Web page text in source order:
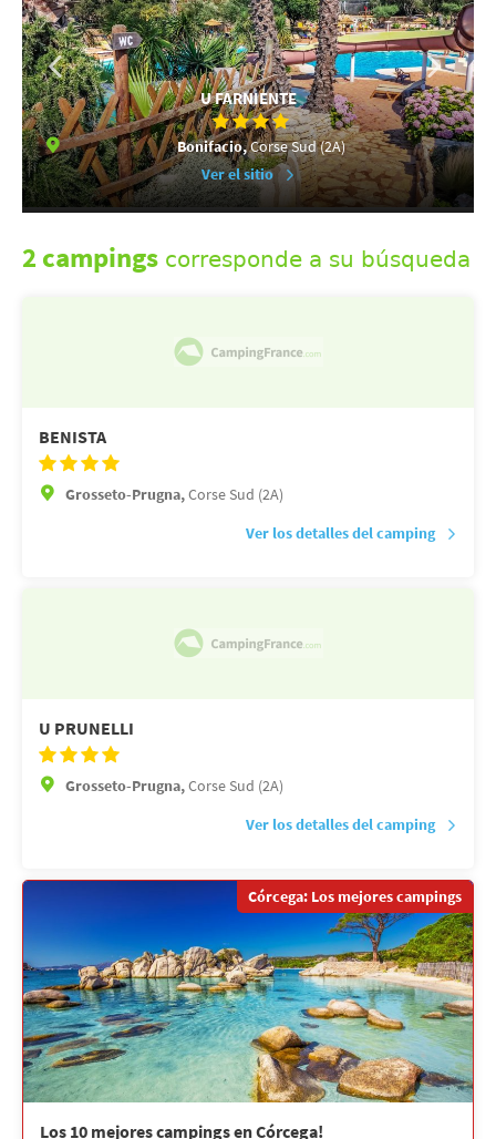
U FARNIENTE
Bonifacio,Corse Sud (2A)
Ver el sitio
2 campings corresponde a su búsqueda
BENISTA
Grosseto-Prugna,Corse Sud (2A)
Ver los detalles del camping
U PRUNELLI
Grosseto-Prugna,Corse Sud (2A)
Ver los detalles del camping
Córcega: Los mejores campings
Los 10 mejores campings en Córcega!